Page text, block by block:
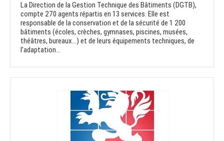
La Direction de la Gestion Technique des Bâtiments (DGTB),
compte 270 agents répartis en 13 services. Elle est
responsable de la conservation et de la sécurité de 1 200
bâtiments (écoles, crèches, gymnases, piscines, musées,
théâtres, bureaux…) et de leurs équipements techniques, de
l’adaptation...